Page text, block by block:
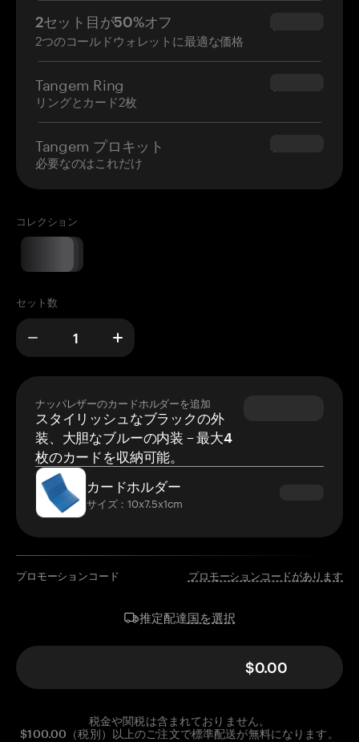
2セット目が50%オフ
2つのコールドウォレットに最適な価格
$34.95
Tangem Ring
リングとカード2枚
$160.00
Tangem プロキット
必要なのはこれだけ
$180.00
コレクション
セット数
ナッパレザーのカードホルダーを追加
スタイリッシュなブラックの外
装、大胆なブルーの内装 – 最大4
枚のカードを収納可能。
カードホルダー
サイズ：10x7.5x1cm
プロモーションコード プロモーションコードがあります
推定配達国を選択
$0.00
税金や関税は含まれておりません。
$100.00（税別）以上のご注文で標準配送が無料になります。